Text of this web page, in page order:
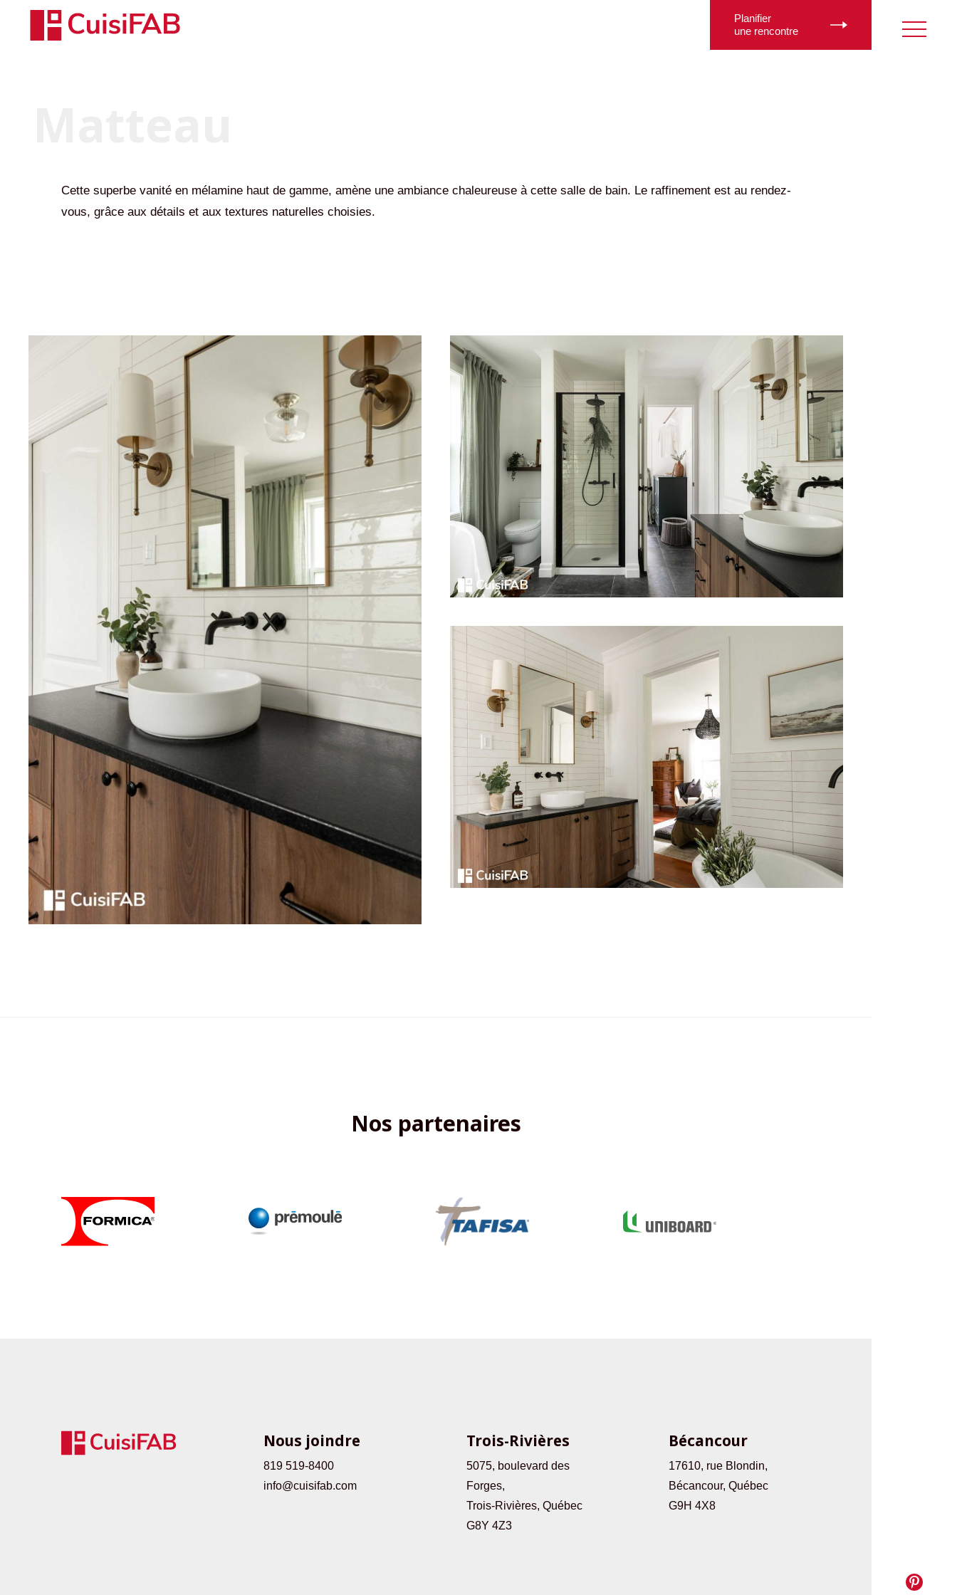
Planifier
une rencontre
Cette superbe vanité en mélamine haut de gamme, amène une ambiance chaleureuse à cette salle de bain. Le raffinement est au rendez-
vous, grâce aux détails et aux textures naturelles choisies.
Nos partenaires
Nous joindre
819 519-8400
info@cuisifab.com
Trois-Rivières
5075, boulevard des
Forges,
Trois-Rivières, Québec
G8Y 4Z3
Bécancour
17610, rue Blondin,
Bécancour, Québec
G9H 4X8